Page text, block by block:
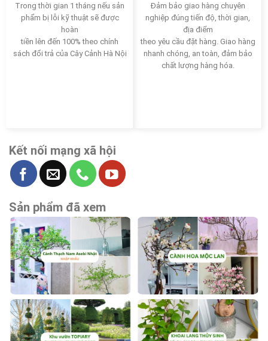
Trong thời gian 1 tháng nếu sản
phẩm bị lỗi kỹ thuật sẽ được
hoàn
tiền lên đến 100% theo chính
sách đổi trả của Cây Cảnh Hà Nội
Đảm bảo giao hàng chuyên
nghiệp đúng tiến độ, thời gian,
địa điểm
theo yêu cầu đặt hàng. Giao hàng
nhanh chóng, an toàn, đảm bảo
chất lượng hàng hóa.
Kết nối mạng xã hội
Sản phẩm đã xem